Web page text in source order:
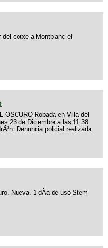
del cotxe a Montblanc el
OSCURO Robada en Villa del
23 de Diciembre a las 11:38
Denuncia policial realizada.
Nueva. 1 dÃ­a de uso Stem